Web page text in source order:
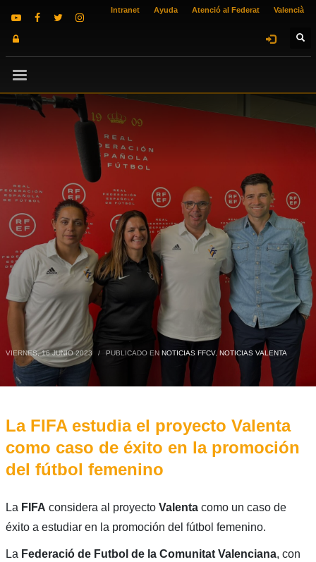
Intranet Ayuda Atenció al Federat Valencià
VIERNES, 16 JUNIO 2023 / PUBLICADO ENNOTICIAS FFCV,NOTICIAS VALENTA
La FIFA estudia el proyecto Valenta
como caso de éxito en la promoción
del fútbol femenino
La FIFA considera al proyecto Valentacomo un caso de
éxito a estudiar en la promoción del fútbol femenino.
La Federació de Futbol de la Comunitat Valenciana, con